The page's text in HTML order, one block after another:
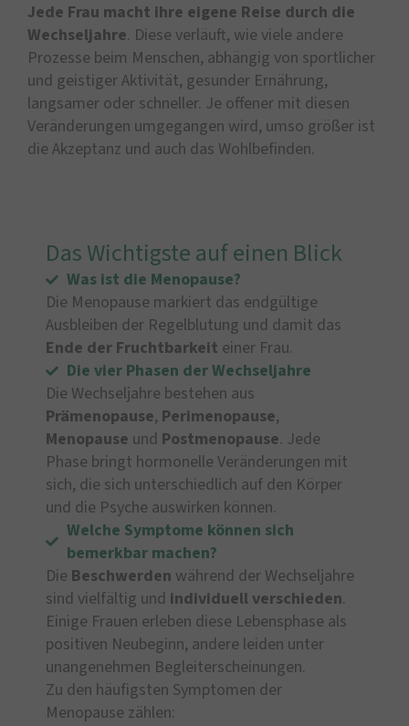
Jede Frau macht ihre eigene Reise durch die
Wechseljahre. Diese verläuft, wie viele andere
Prozesse beim Menschen, abhängig von sportlicher
und geistiger Aktivität, gesunder Ernährung,
langsamer oder schneller. Je offener mit diesen
Veränderungen umgegangen wird, umso größer ist
die Akzeptanz und auch das Wohlbefinden.
Das Wichtigste auf einen Blick
Was ist die Menopause?
Die Menopause markiert das endgültige
Ausbleiben der Regelblutung und damit das
Ende der Fruchtbarkeit einer Frau.
Die vier Phasen der Wechseljahre
Die Wechseljahre bestehen aus
Prämenopause, Perimenopause,
Menopause und Postmenopause. Jede
Phase bringt hormonelle Veränderungen mit
sich, die sich unterschiedlich auf den Körper
und die Psyche auswirken können.
Welche Symptome können sich
bemerkbar machen?
Die Beschwerden während der Wechseljahre
sind vielfältig und individuell verschieden.
Einige Frauen erleben diese Lebensphase als
positiven Neubeginn, andere leiden unter
unangenehmen Begleiterscheinungen.
Zu den häufigsten Symptomen der
Menopause zählen: